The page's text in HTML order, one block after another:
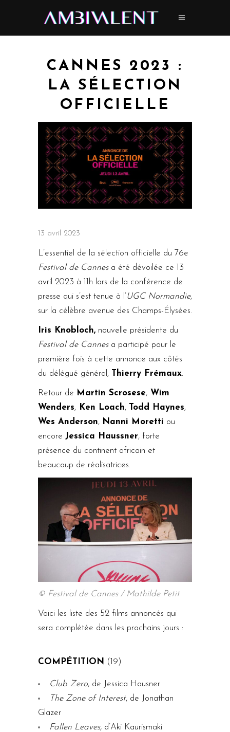
CANNES 2023 :
LA SÉLECTION
OFFICIELLE
13 avril 2023
L’essentiel de la sélection officielle du 76e
Festival de Cannesa été dévoilée ce 13
avril 2023 à 11h lors de la conférence de
presse qui s’est tenue à l’UGC Normandie,
sur la célèbre avenue des Champs-Élysées.
Iris Knobloch, nouvelle présidente du
Festival de Cannesa participé pour le
première fois à cette annonce aux côtés
du délégué général,
Thierry Frémaux.
Retour de Martin Scrosese, Wim
Wenders, Ken Loach, Todd Haynes,
Wes Anderson, Nanni Moretti ou
encore Jessica Haussner, forte
présence du continent africain et
beaucoup de réalisatrices.
© Festival de Cannes / Mathilde Petit
Voici les liste des 52 films annoncés qui
sera complétée dans les prochains jours :
COMPÉTITION (19)
Club Zero, de Jessica Hausner
The Zone of Interest, de Jonathan
Glazer
Fallen Leaves, d’Aki Kaurismaki